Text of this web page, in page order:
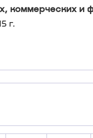
коммерческих и
г.